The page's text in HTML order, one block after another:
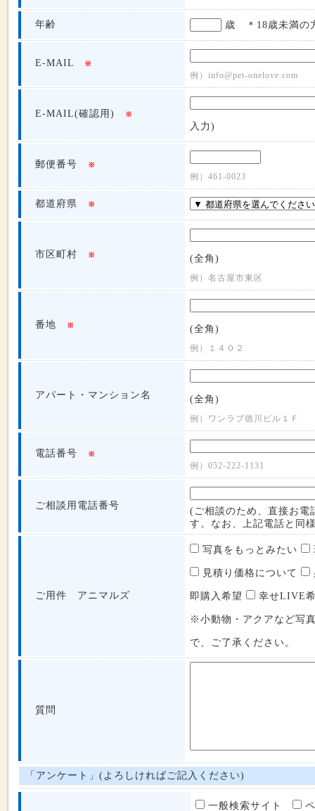
年齢 歳 ＊18歳未満の
E-MAIL ※
例）info@pet-onelove.com
E-MAIL(確認用) ※
入力)
郵便番号 ※
例）461-0023
都道府県 ※
市区町村 ※ (全角)
例）名古屋市東区
番地 ※ (全角)
例）１４０２
アパート・マンション名 (全角)
例）ワンラブ徳川ビル１Ｆ
電話番号 ※
例）052-222-1131
ご相談用電話番号
(ご相談のため、直接お電
す。なお、上記電話と同
ご用件 アニマルズ
写真をもっとみたい
見積り価格について
即購入希望 幸せLIVE
※小動物・アクアなど写
で、ご了承ください。
質問
「アンケート」(よろしければご記入ください)
一般検索サイト